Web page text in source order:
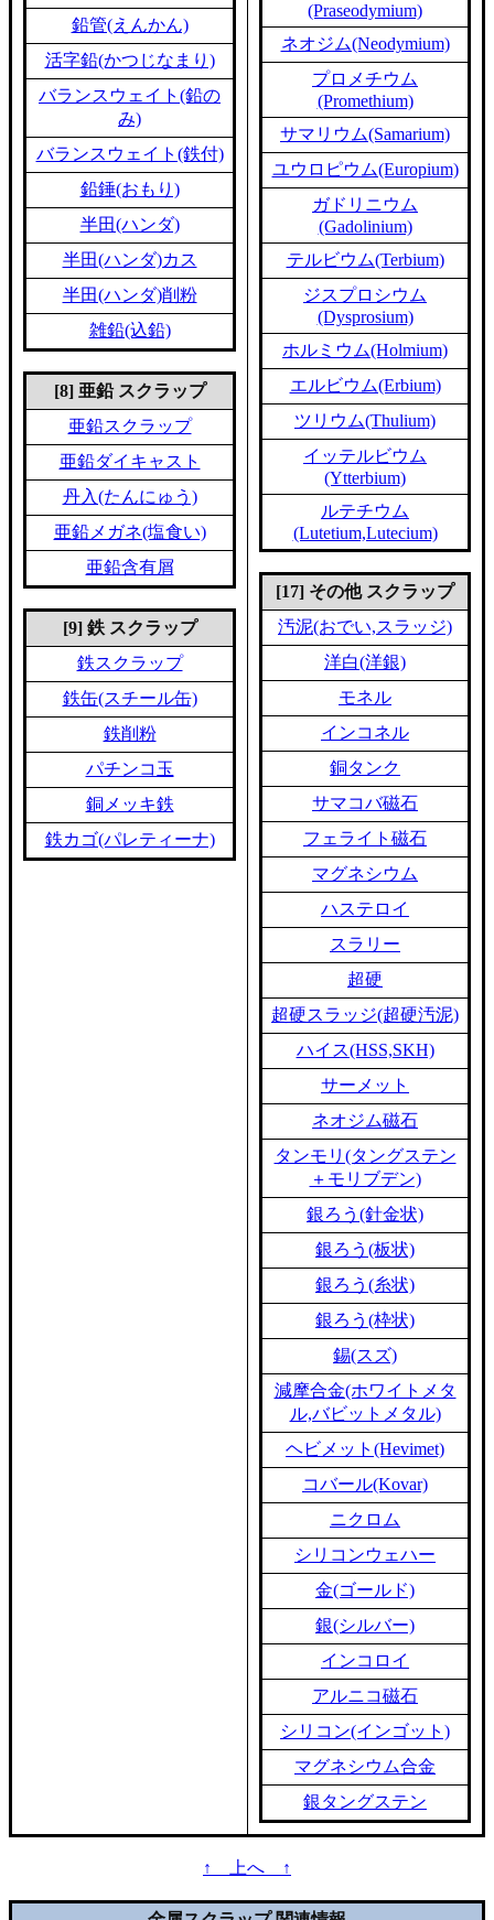
鉛管(えんかん)
活字鉛(かつじなまり)
バランスウェイト(鉛の
み)
バランスウェイト(鉄付)
鉛錘(おもり)
半田(ハンダ)
半田(ハンダ)カス
半田(ハンダ)削粉
雑鉛(込鉛)
[8] 亜鉛 スクラップ
亜鉛スクラップ
亜鉛ダイキャスト
丹入(たんにゅう)
亜鉛メガネ(塩食い)
亜鉛含有屑
[9] 鉄 スクラップ
鉄スクラップ
鉄缶(スチール缶)
鉄削粉
パチンコ玉
銅メッキ鉄
鉄カゴ(パレティーナ)
(Praseodymium)
ネオジム(Neodymium)
プロメチウム
(Promethium)
サマリウム(Samarium)
ユウロピウム(Europium)
ガドリニウム
(Gadolinium)
テルビウム(Terbium)
ジスプロシウム
(Dysprosium)
ホルミウム(Holmium)
エルビウム(Erbium)
ツリウム(Thulium)
イッテルビウム
(Ytterbium)
ルテチウム
(Lutetium,Lutecium)
[17] その他 スクラップ
汚泥(おでい,スラッジ)
洋白(洋銀)
モネル
インコネル
銅タンク
サマコバ磁石
フェライト磁石
マグネシウム
ハステロイ
スラリー
超硬
超硬スラッジ(超硬汚泥)
ハイス(HSS,SKH)
サーメット
ネオジム磁石
タンモリ(タングステン
＋モリブデン)
銀ろう(針金状)
銀ろう(板状)
銀ろう(糸状)
銀ろう(枠状)
錫(スズ)
減摩合金(ホワイトメタ
ル,バビットメタル)
ヘビメット(Hevimet)
コバール(Kovar)
ニクロム
シリコンウェハー
金(ゴールド)
銀(シルバー)
インコロイ
アルニコ磁石
シリコン(インゴット)
マグネシウム合金
銀タングステン
↑ 上へ ↑